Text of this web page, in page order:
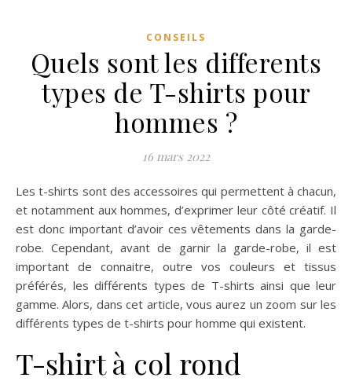
CONSEILS
Quels sont les differents
types de T-shirts pour
hommes ?
16 mars 2022
Les t-shirts sont des accessoires qui permettent à chacun,
et notamment aux hommes, d’exprimer leur côté créatif. Il
est donc important d’avoir ces vêtements dans la garde-
robe. Cependant, avant de garnir la garde-robe, il est
important de connaitre, outre vos couleurs et tissus
préférés, les différents types de T-shirts ainsi que leur
gamme. Alors, dans cet article, vous aurez un zoom sur les
différents types de t-shirts pour homme qui existent.
T-shirt à col rond